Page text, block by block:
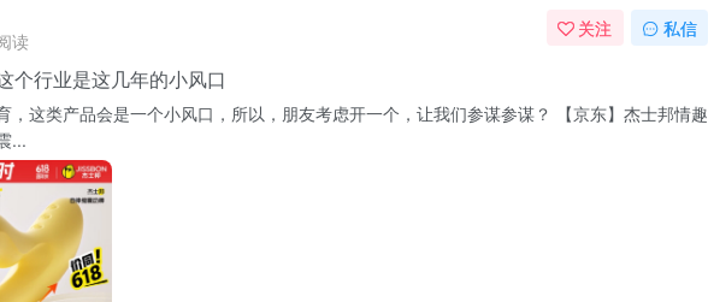
读
关注 私信
个行业是这几年的小风口
，这类产品会是一个小风口，所以，朋友考虑开一个，让我们参谋参谋？ 【京东】杰士邦情趣
...